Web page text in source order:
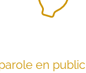
en public